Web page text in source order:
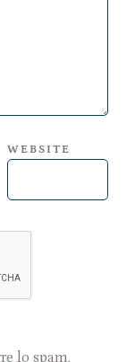
WEBSITE
lo spam.